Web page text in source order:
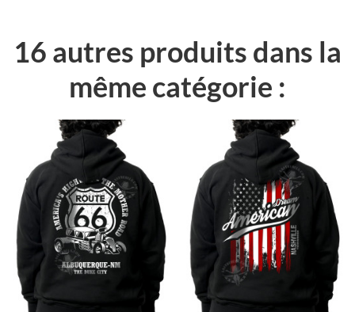
16 autres produits dans la
même catégorie :